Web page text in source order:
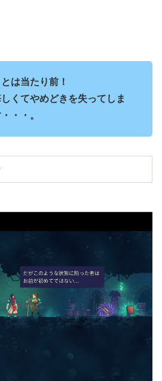
は当たり前！
くてやめどきを失ってしま
・・。